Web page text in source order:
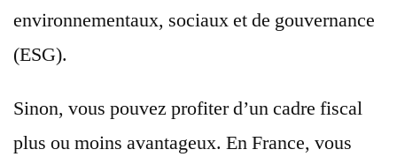
environnementaux, sociaux et de gouvernance
(ESG).
Sinon, vous pouvez profiter d’un cadre fiscal
plus ou moins avantageux. En France, vous